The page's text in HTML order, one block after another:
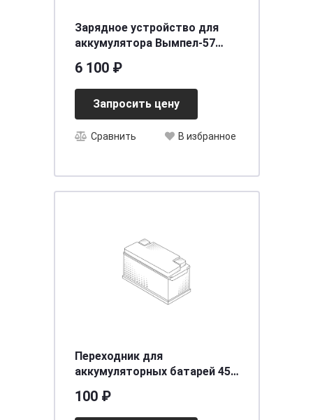
Зарядное устройство для
аккумулятора Вымпел-57
сегментный ЖК.дисплей)
6 100 ₽
Запросить цену
Сравнить В избранное
Переходник для
аккумуляторных батарей 45
100 ₽